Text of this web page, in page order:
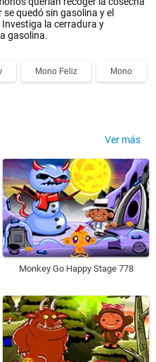
quedó sin gasolina y el
la cerradura y
gasolina.
Mono Feliz Mono
Ver más
Monkey Go Happy Stage 778